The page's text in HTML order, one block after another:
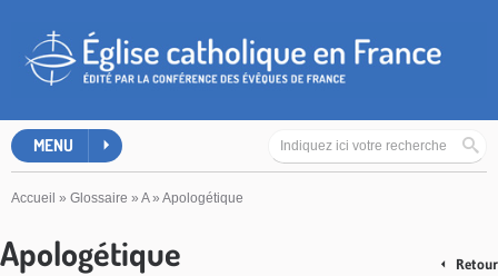
MENU
Accueil » Glossaire » A» Apologétique
Apologétique Retour